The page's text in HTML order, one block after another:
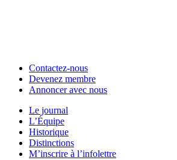
Contactez-nous
Devenez membre
Annoncer avec nous
Le journal
L’Équipe
Historique
Distinctions
M’inscrire à l’infolettre